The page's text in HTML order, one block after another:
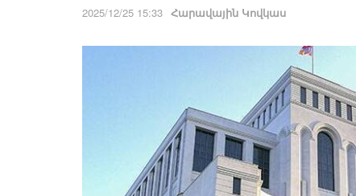
2025/12/25 15:33 Հարավային Կովկաս